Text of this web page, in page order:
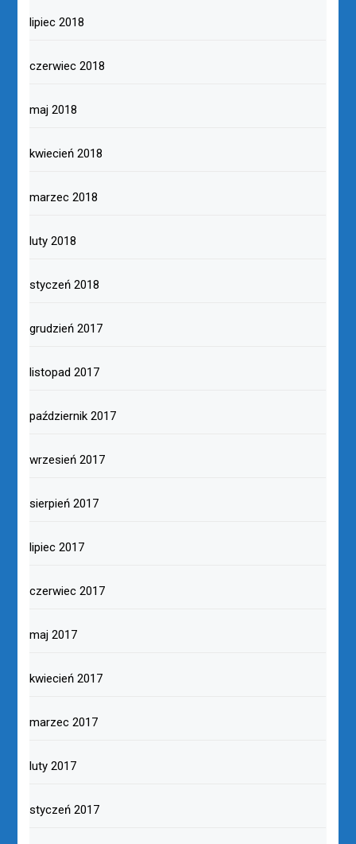
lipiec 2018
czerwiec 2018
maj 2018
kwiecień 2018
marzec 2018
luty 2018
styczeń 2018
grudzień 2017
listopad 2017
październik 2017
wrzesień 2017
sierpień 2017
lipiec 2017
czerwiec 2017
maj 2017
kwiecień 2017
marzec 2017
luty 2017
styczeń 2017